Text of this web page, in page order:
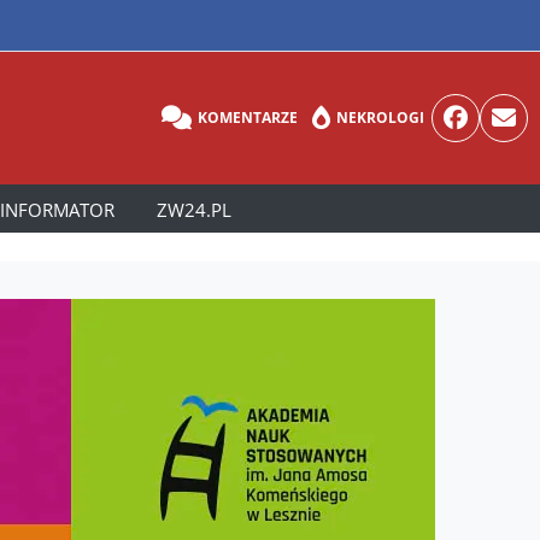
KOMENTARZE NEKROLOGI
INFORMATOR ZW24.PL